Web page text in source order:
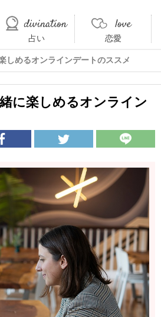
占い 恋愛
しめるオンラインデートのススメ
に楽しめるオンライン